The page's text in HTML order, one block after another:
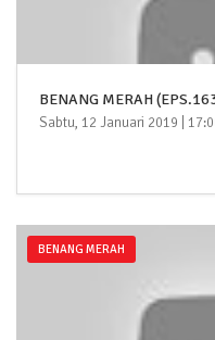
BENANG MERAH
Sabtu, 12 Januari 2019 |
BENANG MERAH